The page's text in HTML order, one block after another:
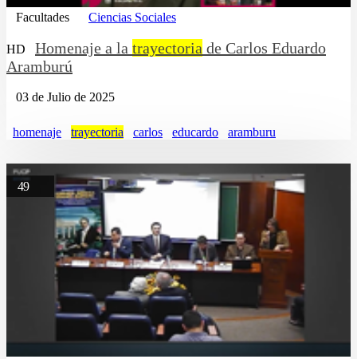
Facultades Ciencias Sociales
HD Homenaje a la trayectoria de Carlos Eduardo
Aramburú
03 de Julio de 2025
homenaje trayectoria carlos educardo aramburu
49